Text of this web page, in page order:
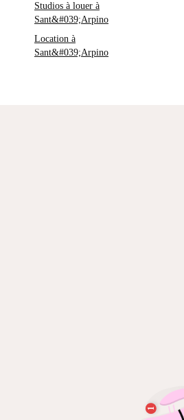
Studios à louer à
Sant&#039;Arpino
Location à
Sant&#039;Arpino